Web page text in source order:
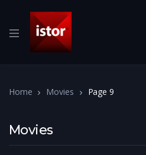
Home Movies Page 9
Movies